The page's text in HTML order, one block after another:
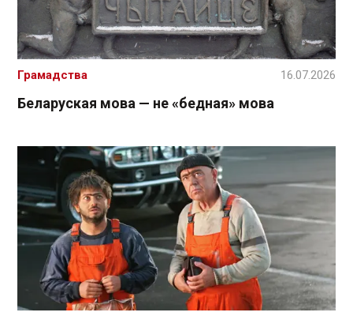
Беларуская мова — не «бедная» мова
Грамадства 16.07.2026